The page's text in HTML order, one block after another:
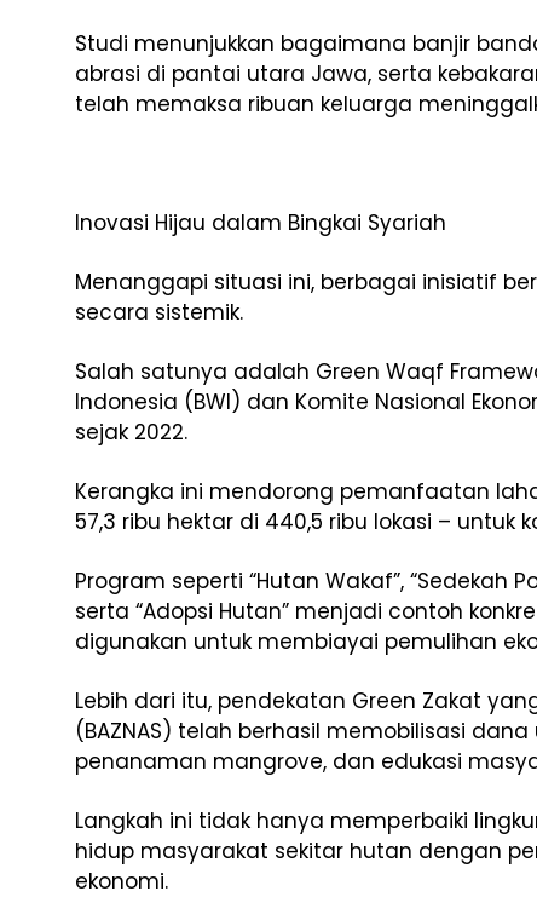
Studi menunjukkan bagaimana banjir
abrasi di pantai utara Jawa, serta
telah memaksa ribuan keluarga
Inovasi Hijau dalam Bingkai Syariah
Menanggapi situasi ini, berbagai inisiatif
secara sistemik.
Salah satunya adalah Green Waqf
Indonesia (BWI) dan Komite Nasional
sejak 2022.
Kerangka ini mendorong pemanfaatan
57,3 ribu hektar di 440,5 ribu lokasi – untuk
Program seperti “Hutan Wakaf”, “Sedekah
serta “Adopsi Hutan” menjadi contoh
digunakan untuk membiayai pemulihan
Lebih dari itu, pendekatan Green Zakat
(BAZNAS) telah berhasil memobilisasi
penanaman mangrove, dan edukasi
Langkah ini tidak hanya memperbaiki
hidup masyarakat sekitar hutan dengan
ekonomi.